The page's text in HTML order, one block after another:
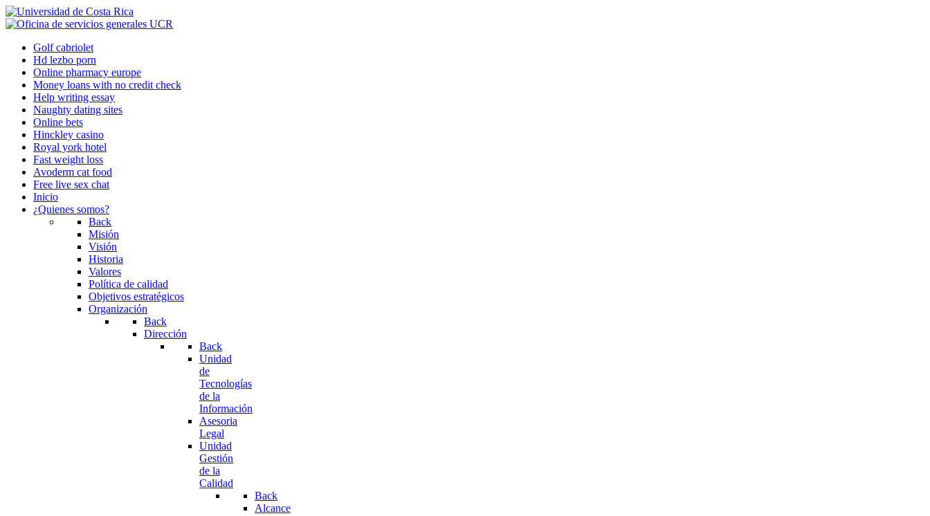
Golf cabriolet
Hd lezbo porn
Online pharmacy europe
Money loans with no credit check
Help writing essay
Naughty dating sites
Online bets
Hinckley casino
Royal york hotel
Fast weight loss
Avoderm cat food
Free live sex chat
Inicio
¿Quienes somos?
Back
Misión
Visión
Historia
Valores
Política de calidad
Objetivos estratégicos
Organización
Back
Dirección
Back
Unidad
de
Tecnologías
de la
Información
Asesoria
Legal
Unidad
Gestión
de la
Calidad
Back
Alcance